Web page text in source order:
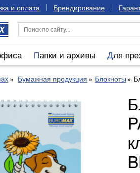
и оплата Брендирование
Папки и архивы Для
Бумажная продукция Блокноты